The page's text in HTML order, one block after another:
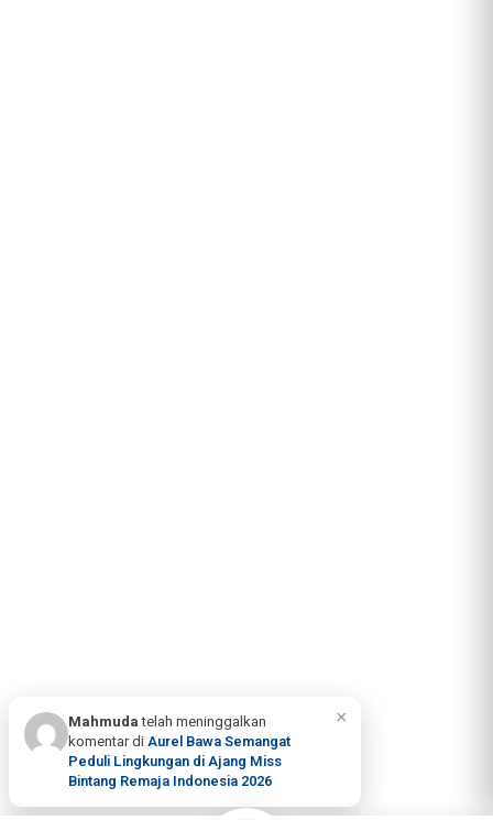
×
Mahmudatelah meninggalkan
komentar diAurel Bawa Semangat
Peduli Lingkungan di Ajang Miss
Bintang Remaja Indonesia 2026